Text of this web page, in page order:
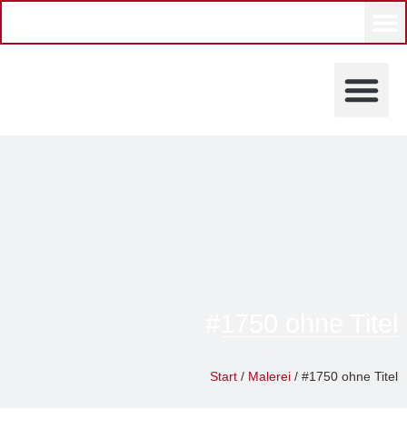
Start / Malerei / #1750 ohne Titel